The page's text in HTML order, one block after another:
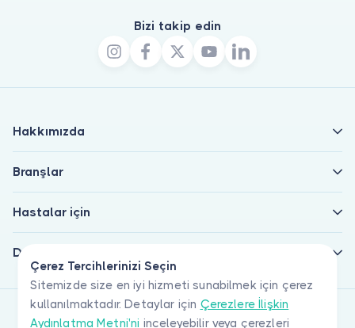
Çerez Tercihlerinizi Seçin
Sitemizde size en iyi hizmeti sunabilmek için çerez
kullanılmaktadır. Detaylar için Çerezlere İlişkin
Aydınlatma Metni'ni inceleyebilir veya çerezleri
Bizi takip edin
Hakkımızda
Branşlar
Hastalar için
Doktorlar için